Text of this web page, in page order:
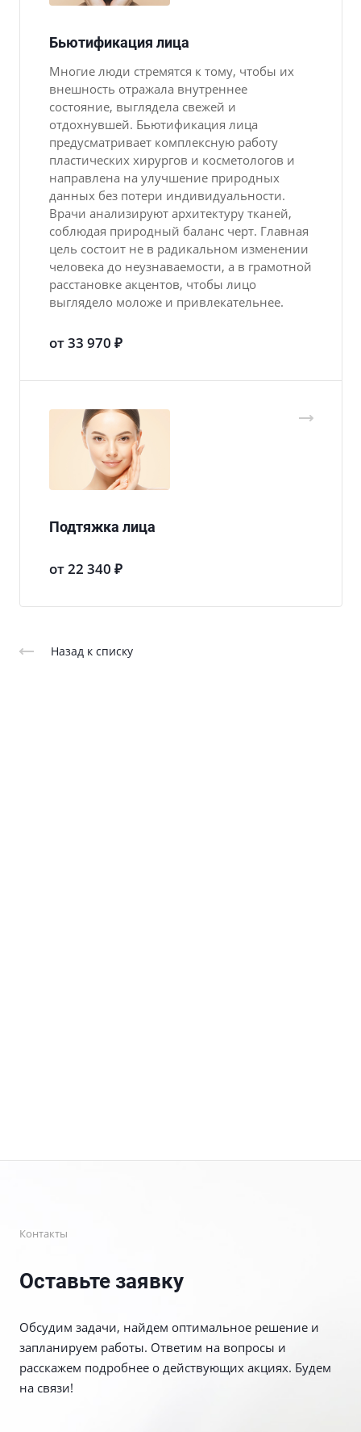
Бьютификация лица
Многие люди стремятся к тому, чтобы их
внешность отражала внутреннее
состояние, выглядела свежей и
отдохнувшей. Бьютификация лица
предусматривает комплексную работу
пластических хирургов и косметологов и
направлена на улучшение природных
данных без потери индивидуальности.
Врачи анализируют архитектуру тканей,
соблюдая природный баланс черт. Главная
цель состоит не в радикальном изменении
человека до неузнаваемости, а в грамотной
расстановке акцентов, чтобы лицо
выглядело моложе и привлекательнее.
от 33 970 ₽
Подтяжка лица
от 22 340 ₽
Назад к списку
Контакты
Оставьте заявку
Обсудим задачи, найдем оптимальное решение и
запланируем работы. Ответим на вопросы и
расскажем подробнее о действующих акциях. Будем
на связи!